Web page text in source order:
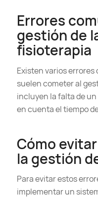
Errores
gestión de
fisioterapia
Existen varios
suelen cometer al
incluyen la falta de
en cuenta el tiempo
Cómo
la gestión
Para evitar estos
implementar un